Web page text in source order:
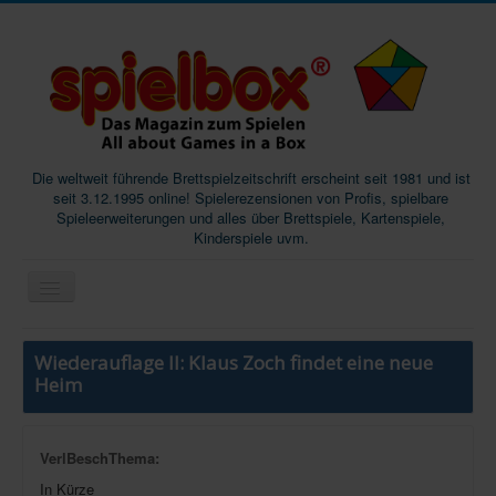
Die weltweit führende Brettspielzeitschrift erscheint seit 1981 und ist
seit 3.12.1995 online! Spielerezensionen von Profis, spielbare
Spieleerweiterungen und alles über Brettspiele, Kartenspiele,
Kinderspiele uvm.
Start
Magazine
Abos/Subscriptions
Podcast
Wiederauflage II: Klaus Zoch findet eine neue
Heim
VerlBeschThema:
In Kürze